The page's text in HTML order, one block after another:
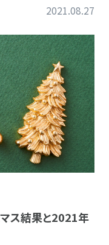
2021.08.27
ス結果と2021年